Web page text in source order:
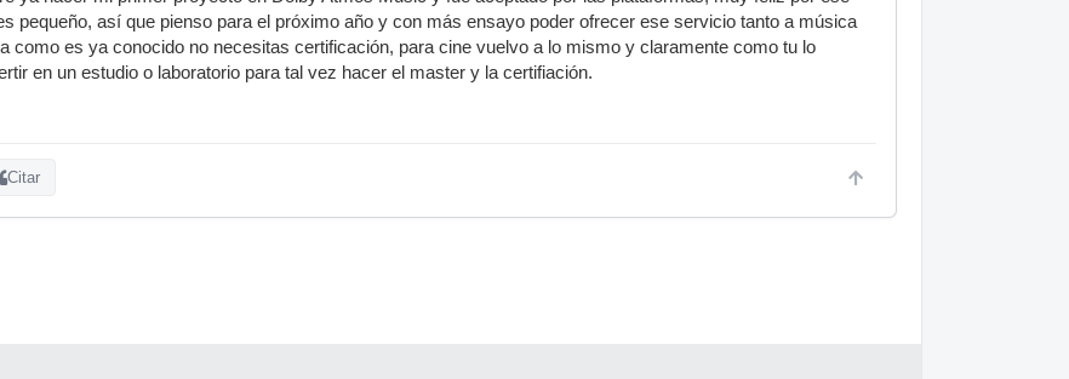
pequeño, así que pienso para el próximo año y con más ensayo poder ofrecer ese servicio tanto a música
como es ya conocido no necesitas certificación, para cine vuelvo a lo mismo y claramente como tu lo
en un estudio o laboratorio para tal vez hacer el master y la certifiación.
Citar